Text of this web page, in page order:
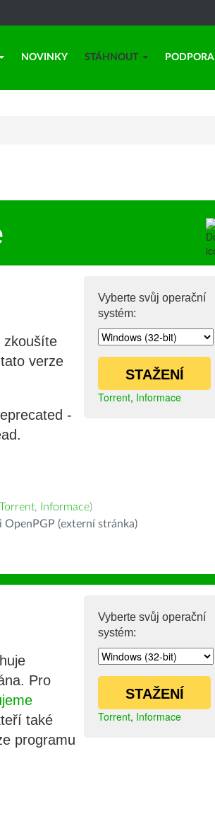
NOVINKY STÁHNOUT PODPORA
Vyberte svůj operační
systém:
STAŽENÍ
Torrent, Informace
zkoušíte
verze
-
Torrent, Informace)
(externí stránka)
Vyberte svůj operační
systém:
STAŽENÍ
Torrent, Informace
Pro
také
programu